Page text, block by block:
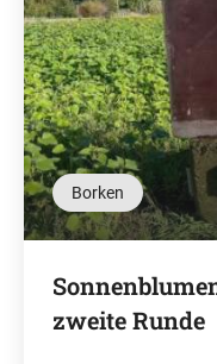
Borken
zweite Runde